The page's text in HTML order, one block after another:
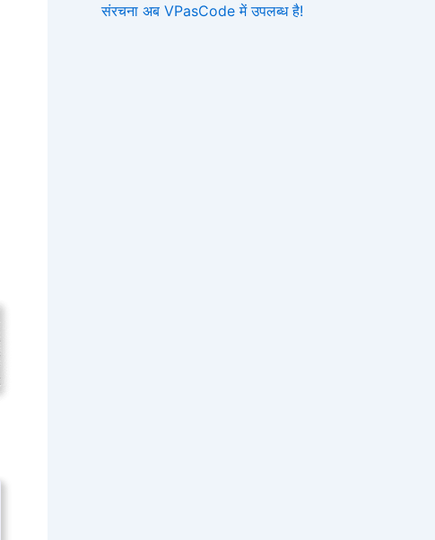
संरचना अब VPasCode में उपलब्ध है!